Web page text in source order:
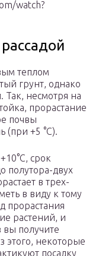
watch?
теплом
грунт, однако
Так, несмотря на
прорастание
почвы
(при +5 °С).
срок
полутора-двух
в трех-
в виду к тому
прорастания
растений, и
вы получите
этого, некоторые
посадку